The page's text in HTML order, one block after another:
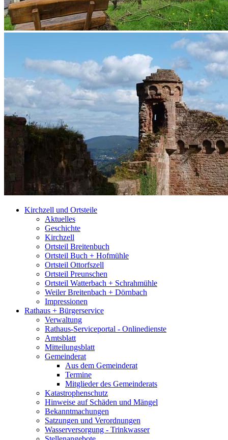
Kirchzell und Ortsteile
Aktuelles
Geschichte
Kirchzell
Ortsteil Breitenbuch
Ortsteil Buch + Hofmühle
Ortsteil Ottorfszell
Ortsteil Preunschen
Ortsteil Watterbach + Schrahmühle
Weiler Breitenbach + Dörnbach
Impressionen
Rathaus + Bürgerservice
Verwaltung
Rathaus-Serviceportal - Onlinedienste
Amtsblatt
Mitteilungsblatt
Gemeinderat
Aus dem Gemeinderat
Termine
Mitglieder des Gemeinderats
Katastrophenschutz
Hinweise auf Schäden und Mängel
Bekanntmachungen
Satzungen und Verordnungen
Wasserversorgung - Trinkwasser